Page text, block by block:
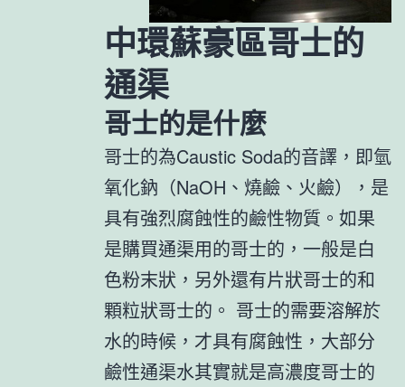
中環蘇豪區哥士的
通渠
哥士的是什麼
哥士的為Caustic Soda的音譯，即氫
氧化鈉（NaOH、燒鹼、火鹼），是
具有強烈腐蝕性的鹼性物質。如果
是購買通渠用的哥士的，一般是白
色粉末狀，另外還有片狀哥士的和
顆粒狀哥士的。 哥士的需要溶解於
水的時候，才具有腐蝕性，大部分
鹼性通渠水其實就是高濃度哥士的